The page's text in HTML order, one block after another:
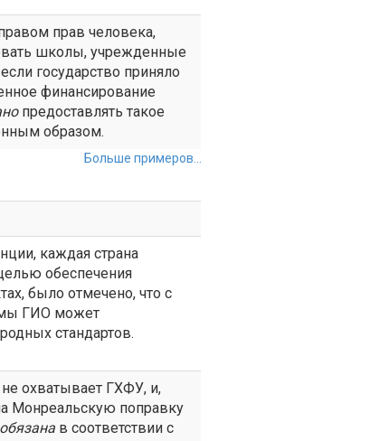
прав человека,
школы, учрежденные
государство приняло
финансирование
предоставлять такое
образом.
Больше примеров...
каждая страна
обеспечения
было отмечено, что с
ГИО может
стандартов.
охватывает ГХФУ, и,
Монреальскую поправку
обязана в соответствии с